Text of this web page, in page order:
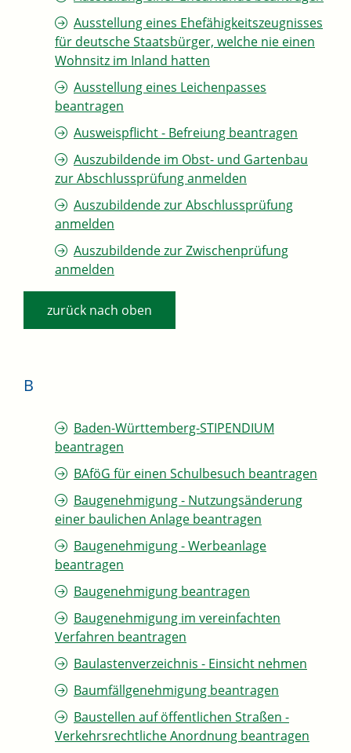
Ausstellung eines Ehefähigkeitszeugnisses
für deutsche Staatsbürger, welche nie einen
Wohnsitz im Inland hatten
Ausstellung eines Leichenpasses
beantragen
Ausweispflicht - Befreiung beantragen
Auszubildende im Obst- und Gartenbau
zur Abschlussprüfung anmelden
Auszubildende zur Abschlussprüfung
anmelden
Auszubildende zur Zwischenprüfung
anmelden
zurück nach oben
B
Baden-Württemberg-STIPENDIUM
beantragen
BAföG für einen Schulbesuch beantragen
Baugenehmigung - Nutzungsänderung
einer baulichen Anlage beantragen
Baugenehmigung - Werbeanlage
beantragen
Baugenehmigung beantragen
Baugenehmigung im vereinfachten
Verfahren beantragen
Baulastenverzeichnis - Einsicht nehmen
Baumfällgenehmigung beantragen
Baustellen auf öffentlichen Straßen -
Verkehrsrechtliche Anordnung beantragen